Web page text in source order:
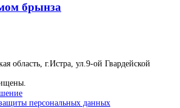
брынза
область, г.Истра, ул.9-ой Гвардейской
персональных данных